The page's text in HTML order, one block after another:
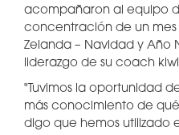
acompañaron al equipo
concentración de un
Zelanda – Navidad y Año
liderazgo de su coach
"Tuvimos la oportunidad
más conocimiento de
digo que hemos utilizado